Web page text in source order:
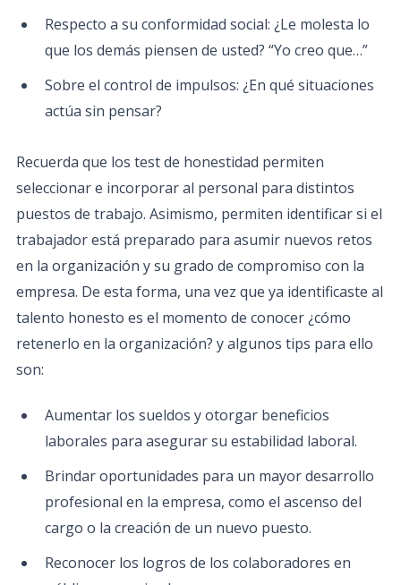
Respecto a su conformidad social: ¿Le molesta lo
que los demás piensen de usted? “Yo creo que…”
Sobre el control de impulsos: ¿En qué situaciones
actúa sin pensar?
Recuerda que los test de honestidad permiten
seleccionar e incorporar al personal para distintos
puestos de trabajo. Asimismo, permiten identificar si el
trabajador está preparado para asumir nuevos retos
en la organización y su grado de compromiso con la
empresa. De esta forma, una vez que ya identificaste al
talento honesto es el momento de conocer ¿cómo
retenerlo en la organización? y algunos tips para ello
son:
Aumentar los sueldos y otorgar beneficios
laborales para asegurar su estabilidad laboral.
Brindar oportunidades para un mayor desarrollo
profesional en la empresa, como el ascenso del
cargo o la creación de un nuevo puesto.
Reconocer los logros de los colaboradores en